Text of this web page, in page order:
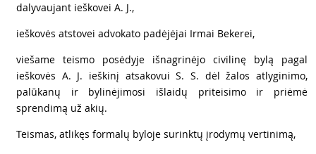
dalyvaujant ieškovei A. J.,
ieškovės atstovei advokato padėjėjai Irmai Bekerei,
viešame teismo posėdyje išnagrinėjo civilinę bylą pagal
ieškovės A. J. ieškinį atsakovui S. S. dėl žalos atlyginimo,
palūkanų ir bylinėjimosi išlaidų priteisimo ir priėmė
sprendimą už akių.
Teismas, atlikęs formalų byloje surinktų įrodymų vertinimą,